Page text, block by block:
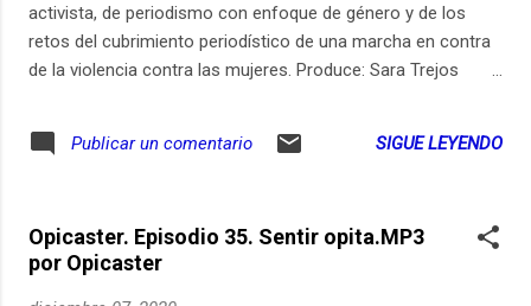
activista, de periodismo con enfoque de género y de los
retos del cubrimiento periodístico de una marcha en contra
de la violencia contra las mujeres. Produce: Sara Trejos
(Sentiido) Post: Rodrigo Rodríguez (Loro Podcast)
www.presuntopodcast.com Informe: Ser Periodista en
Publicar un comentario SIGUE LEYENDO
Opicaster. Episodio 35. Sentir opita.MP3
por Opicaster